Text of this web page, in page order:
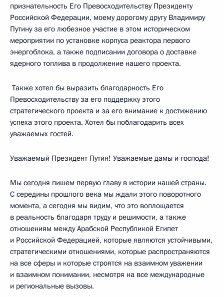
признательность Его Превосходительству Президенту
Российской Федерации, моему дорогому другу Владимиру
Путину за его любезное участие в этом историческом
мероприятии по установке корпуса реактора первого
энергоблока, а также подписании договора о доставке
ядерного топлива в продолжение нашего проекта.
Также хотел бы выразить благодарность Его
Превосходительству за его поддержку этого
стратегического проекта и за его внимание к достижению
успеха этого проекта. Хотел бы поблагодарить всех
уважаемых гостей.
Уважаемый Президент Путин! Уважаемые дамы и господа!
Мы сегодня пишем первую главу в истории нашей страны.
С середины прошлого века мы ждали этого поворотного
момента, а сегодня мы видим, что это воплощается
в реальность благодаря труду и решимости, а также
отношениям между Арабской Республикой Египет
и Российской Федерацией, которые являются устойчивыми,
стратегическими отношениями, которые распространяются
на все сферы и которые строятся на взаимном уважении
и взаимном понимании, несмотря на все международные
и региональные вызовы.